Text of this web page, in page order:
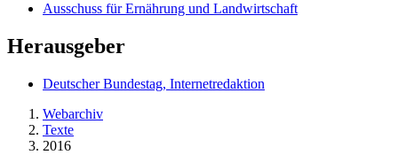
Ausschuss für Ernährung und Landwirtschaft
Herausgeber
Deutscher Bundestag, Internetredaktion
Webarchiv
Texte
2016